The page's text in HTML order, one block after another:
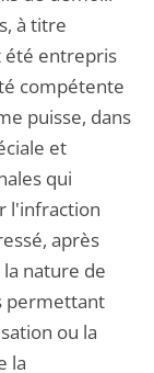
à titre
été entrepris
compétente
puisse, dans
et
qui
l'infraction
après
nature de
permettant
ou la
la